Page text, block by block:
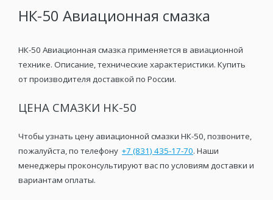
НК-50 Авиационная смазка
НК-50 Авиационная смазка применяется в авиационной
технике. Описание, технические характеристики. Купить
от производителя доставкой по России.
ЦЕНА СМАЗКИ НК-50
Чтобы узнать цену авиационной смазки НК-50, позвоните,
пожалуйста, по телефону +7 (831) 435-17-70. Наши
менеджеры проконсультируют вас по условиям доставки и
вариантам оплаты.